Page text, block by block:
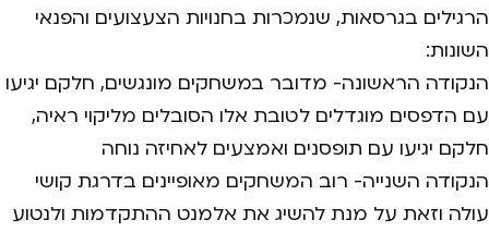
הרגילים בגרסאות, שנמכרות בחנויות הצעצועים והפנאי
השונות:
הנקודה הראשונה- מדובר במשחקים מונגשים, חלקם יגיעו
עם הדפסים מוגדלים לטובת אלו הסובלים מליקוי ראיה,
חלקם יגיעו עם תופסנים ואמצעים לאחיזה נוחה
הנקודה השנייה- רוב המשחקים מאופיינים בדרגת קושי
עולה וזאת על מנת להשיג את אלמנט ההתקדמות ולנטוע